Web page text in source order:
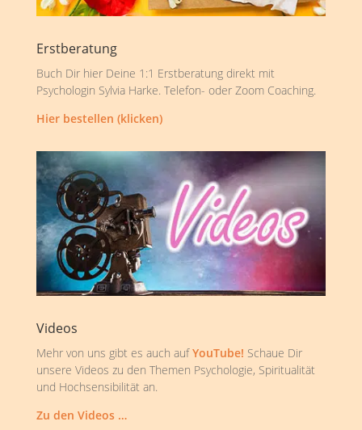
Erstberatung
Buch Dir hier Deine 1:1 Erstberatung direkt mit
Psychologin Sylvia Harke. Telefon- oder Zoom Coaching.
Hier bestellen (klicken)
Videos
Mehr von uns gibt es auch aufYouTube! Schaue Dir
unsere Videos zu den Themen Psychologie, Spiritualität
und Hochsensibilität an.
Zu den Videos …